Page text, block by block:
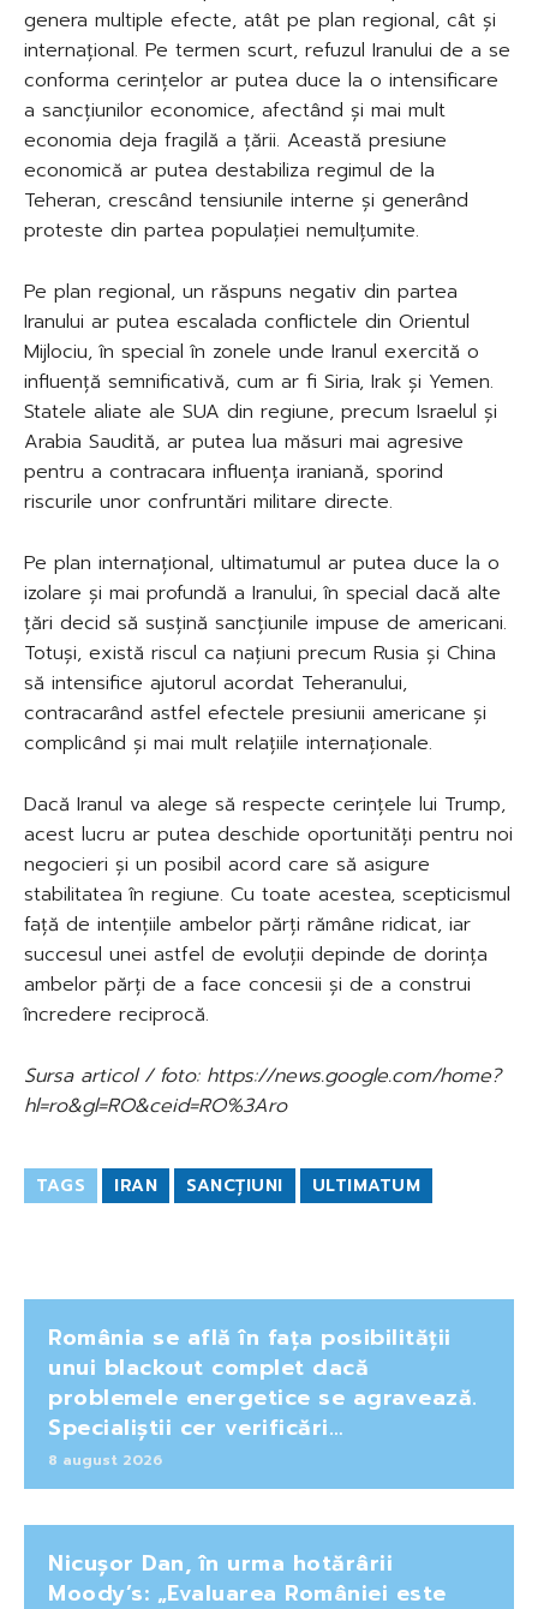
genera multiple efecte, atât pe plan regional, cât și
internațional. Pe termen scurt, refuzul Iranului de a se
conforma cerințelor ar putea duce la o intensificare
a sancțiunilor economice, afectând și mai mult
economia deja fragilă a țării. Această presiune
economică ar putea destabiliza regimul de la
Teheran, crescând tensiunile interne și generând
proteste din partea populației nemulțumite.
Pe plan regional, un răspuns negativ din partea
Iranului ar putea escalada conflictele din Orientul
Mijlociu, în special în zonele unde Iranul exercită o
influență semnificativă, cum ar fi Siria, Irak și Yemen.
Statele aliate ale SUA din regiune, precum Israelul și
Arabia Saudită, ar putea lua măsuri mai agresive
pentru a contracara influența iraniană, sporind
riscurile unor confruntări militare directe.
Pe plan internațional, ultimatumul ar putea duce la o
izolare și mai profundă a Iranului, în special dacă alte
țări decid să susțină sancțiunile impuse de americani.
Totuși, există riscul ca națiuni precum Rusia și China
să intensifice ajutorul acordat Teheranului,
contracarând astfel efectele presiunii americane și
complicând și mai mult relațiile internaționale.
Dacă Iranul va alege să respecte cerințele lui Trump,
acest lucru ar putea deschide oportunități pentru noi
negocieri și un posibil acord care să asigure
stabilitatea în regiune. Cu toate acestea, scepticismul
față de intențiile ambelor părți rămâne ridicat, iar
succesul unei astfel de evoluții depinde de dorința
ambelor părți de a face concesii și de a construi
încredere reciprocă.
Sursa articol / foto: https://news.google.com/home?
hl=ro&gl=RO&ceid=RO%3Aro
TAGS IRAN SANCȚIUNI ULTIMATUM
România se află în fața posibilității
unui blackout complet dacă
problemele energetice se agravează.
Specialiștii cer verificări…
8 august 2026
Nicușor Dan, în urma hotărârii
Moody’s: „Evaluarea României este